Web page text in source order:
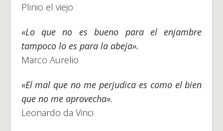
Plinio el viejo
«Lo que no es bueno para el enjambre
tampoco lo es para la abeja».
Marco Aurelio
«El mal que no me perjudica es como el bien
que no me aprovecha».
Leonardo da Vinci